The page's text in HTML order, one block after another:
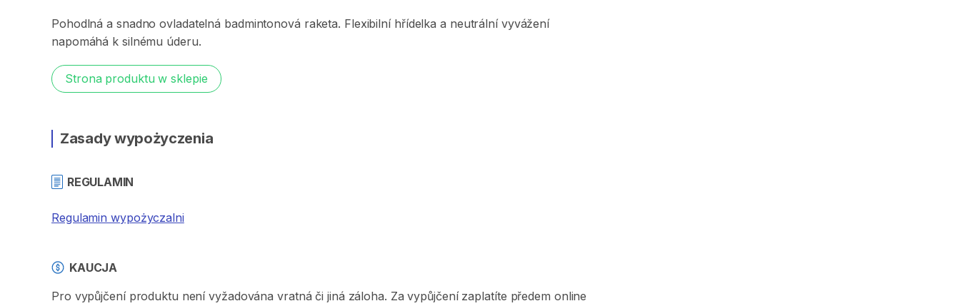
Pohodlná a snadno ovladatelná badmintonová raketa. Flexibilní hřídelka a neutrální vyvážení
napomáhá k silnému úderu.
Strona produktu w sklepie
Zasady wypożyczenia
REGULAMIN
Regulamin wypożyczalni
KAUCJA
Pro vypůjčení produktu není vyžadována vratná či jiná záloha. Za vypůjčení zaplatíte předem online